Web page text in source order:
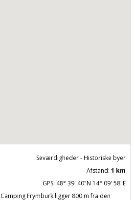
Seværdigheder - Historiske byer
Afstand: 1 km
GPS: 48° 39' 40"N 14° 09' 58"E
Camping Frymburk ligger 800 m fra den